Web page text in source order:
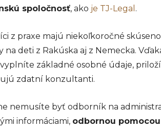
spoločnosť, ako je TJ-Legal .
z praxe majú niekoľkoročné
na deti z Rakúska aj z Nemecka.
vyplníte základné osobné údaje,
zdatní konzultanti.
nemusíte byť odborník na
informáciami, odbornou pomocou